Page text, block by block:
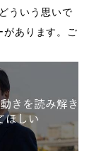
ういう思いで
があります。ご